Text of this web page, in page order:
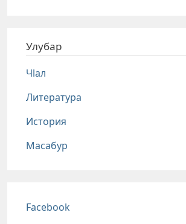
Улубар
Чlал
Литература
История
Масабур
Соц сети
Facebook